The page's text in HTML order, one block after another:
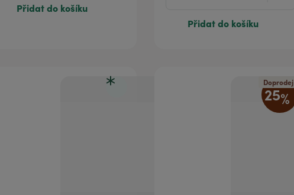
Přidat do košíku
Přidat do košíku
25%
Doprodej